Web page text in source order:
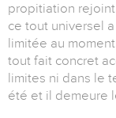
propitiation
ce tout universel
limitée au
tout fait concret
limites ni dans le
été et il demeure